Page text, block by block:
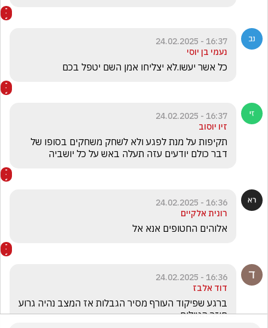
16:37 - 24.02.2025
נעמי בן יוסי
כל אשר יעשו.לא יצליחו אמן השם יטפל בכם
16:37 - 24.02.2025
זיו יוסוב
דבר כולם יודעים עזה תעלה באש על כל יושביה
16:36 - 24.02.2025
רונית אלקיים
אלוהים החטופים אנא אל
16:36 - 24.02.2025
דוד אלבז
חוזר הטילים